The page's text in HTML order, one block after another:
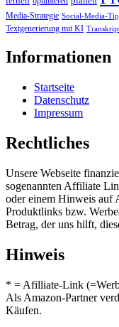
Media-Strategie Social-Media-
Textgenerierung mit KI
Informationen
Startseite
Datenschutz
Impressum
Rechtliches
Unsere Webseite
sogenannten Affiliate
oder einem Hinweis auf
Produktlinks bzw.
Betrag, der uns hilft,
Hinweis
* = Afilliate-Link
Als Amazon-Partner
Käufen.